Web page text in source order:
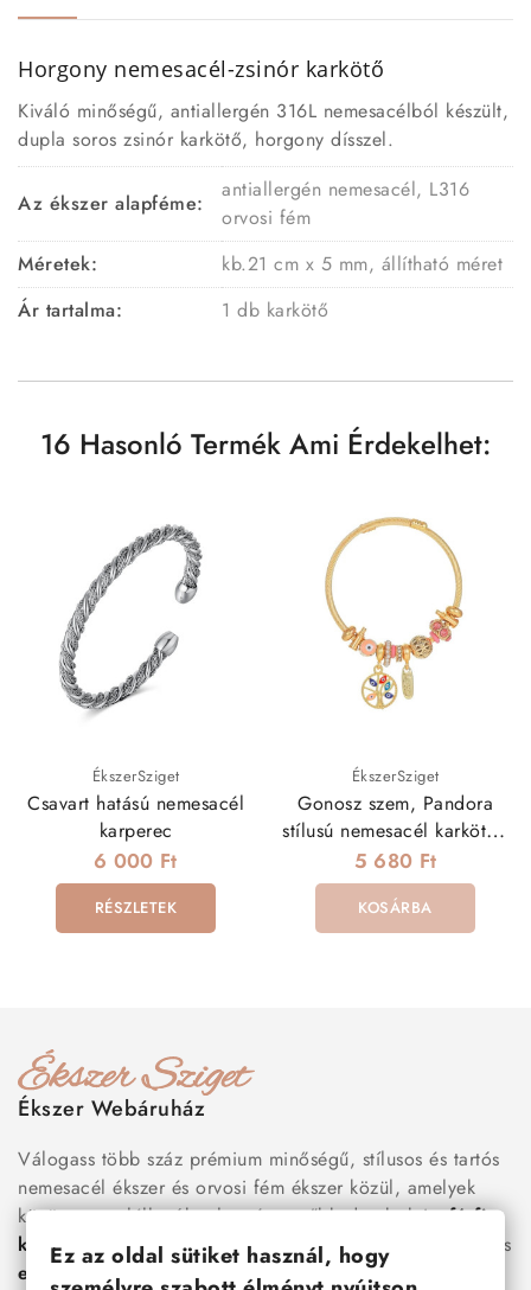
Horgony nemesacél-zsinór karkötő
Kiváló minőségű, antiallergén 316L nemesacélból készült,
dupla soros zsinór karkötő, horgony dísszel.
Az ékszer alapféme:
antiallergén nemesacél, L316
orvosi fém
Méretek:
kb.21 cm x 5 mm, állítható méret
Ár tartalma:
1 db karkötő
16 Hasonló Termék Ami Érdekelhet:
ÉkszerSziget
Csavart hatású nemesacél
karperec
6 000 Ft
RÉSZLETEK
ÉkszerSziget
Gonosz szem, Pandora
stílusú nemesacél karkötő -
pink
5 680 Ft
KOSÁRBA
Ékszer Webáruház
Válogass több száz prémium minőségű, stílusos és tartós
nemesacél ékszer és orvosi fém ékszer közül, amelyek
között megtalálhatók a legnépszerűbb darabok is:férfi
karkötők
, női nyakláncok , karikagyűrűk
és
esküvői kiegészítőkegyaránt. Webáruházunkban a
Ez az oldal sütiket használ, hogy